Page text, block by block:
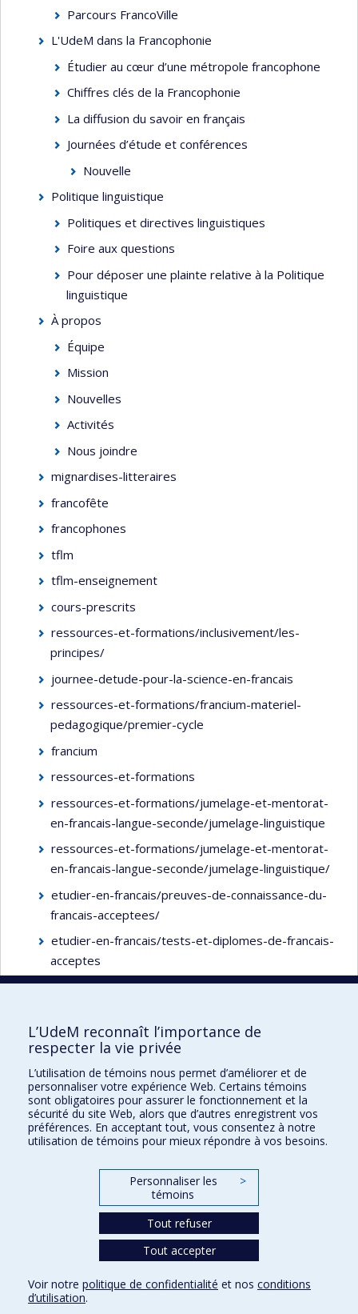
Parcours FrancoVille
L'UdeM dans la Francophonie
Étudier au cœur d’une métropole francophone
Chiffres clés de la Francophonie
La diffusion du savoir en français
Journées d’étude et conférences
Nouvelle
Politique linguistique
Politiques et directives linguistiques
Foire aux questions
Pour déposer une plainte relative à la Politique
linguistique
À propos
Équipe
Mission
Nouvelles
Activités
Nous joindre
mignardises-litteraires
francofête
francophones
tflm
tflm-enseignement
cours-prescrits
ressources-et-formations/inclusivement/les-
principes/
journee-detude-pour-la-science-en-francais
ressources-et-formations/francium-materiel-
pedagogique/premier-cycle
francium
ressources-et-formations
ressources-et-formations/jumelage-et-mentorat-
en-francais-langue-seconde/jumelage-linguistique
ressources-et-formations/jumelage-et-mentorat-
en-francais-langue-seconde/jumelage-linguistique/
etudier-en-francais/preuves-de-connaissance-du-
francais-acceptees/
etudier-en-francais/tests-et-diplomes-de-francais-
acceptes
UdeM français
Pavillon J.-A.-DeSève
2332, boul. Édouard-Montpetit Bureau C-4511
Montréal QC H3T 1J4
Nous joindre
Conditions d’utilisation
L’UdeM reconnaît l’importance de
respecter la vie privée
L’utilisation de témoins nous permet d’améliorer et de
personnaliser votre expérience Web. Certains témoins
sont obligatoires pour assurer le fonctionnement et la
sécurité du site Web, alors que d’autres enregistrent vos
préférences. En acceptant tout, vous consentez à notre
utilisation de témoins pour mieux répondre à vos besoins.
Personnaliser les
témoins
>
Tout refuser
Tout accepter
Voir notre politique de confidentialité et nos conditions
d’utilisation.